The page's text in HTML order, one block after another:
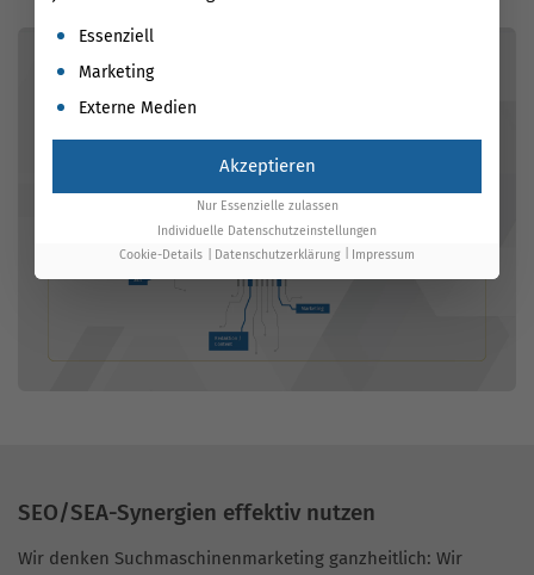
SEO/SEA-Synergien effektiv nutzen
Wir denken Suchmaschinenmarketing ganzheitlich: Wir
Es folgt eine Liste der Service-Gruppen, für die eine
Essenziell
Marketing
Externe Medien
Akzeptieren
Nur Essenzielle zulassen
Individuelle Datenschutzeinstellungen
Cookie-Details
Datenschutzerklärung Impressum